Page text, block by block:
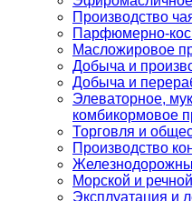
Производство
Парфюмерно-
Масложировое
Добыча и
Добыча и
Элеваторное,
комбикормовое
Торговля и
Производство
Морской и
Эксплуатация и